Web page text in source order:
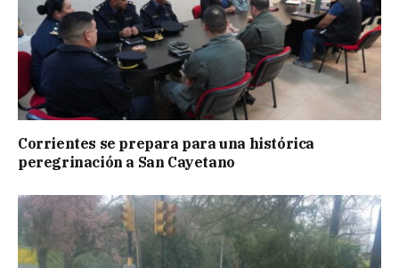
Corrientes se prepara para una histórica
peregrinación a San Cayetano